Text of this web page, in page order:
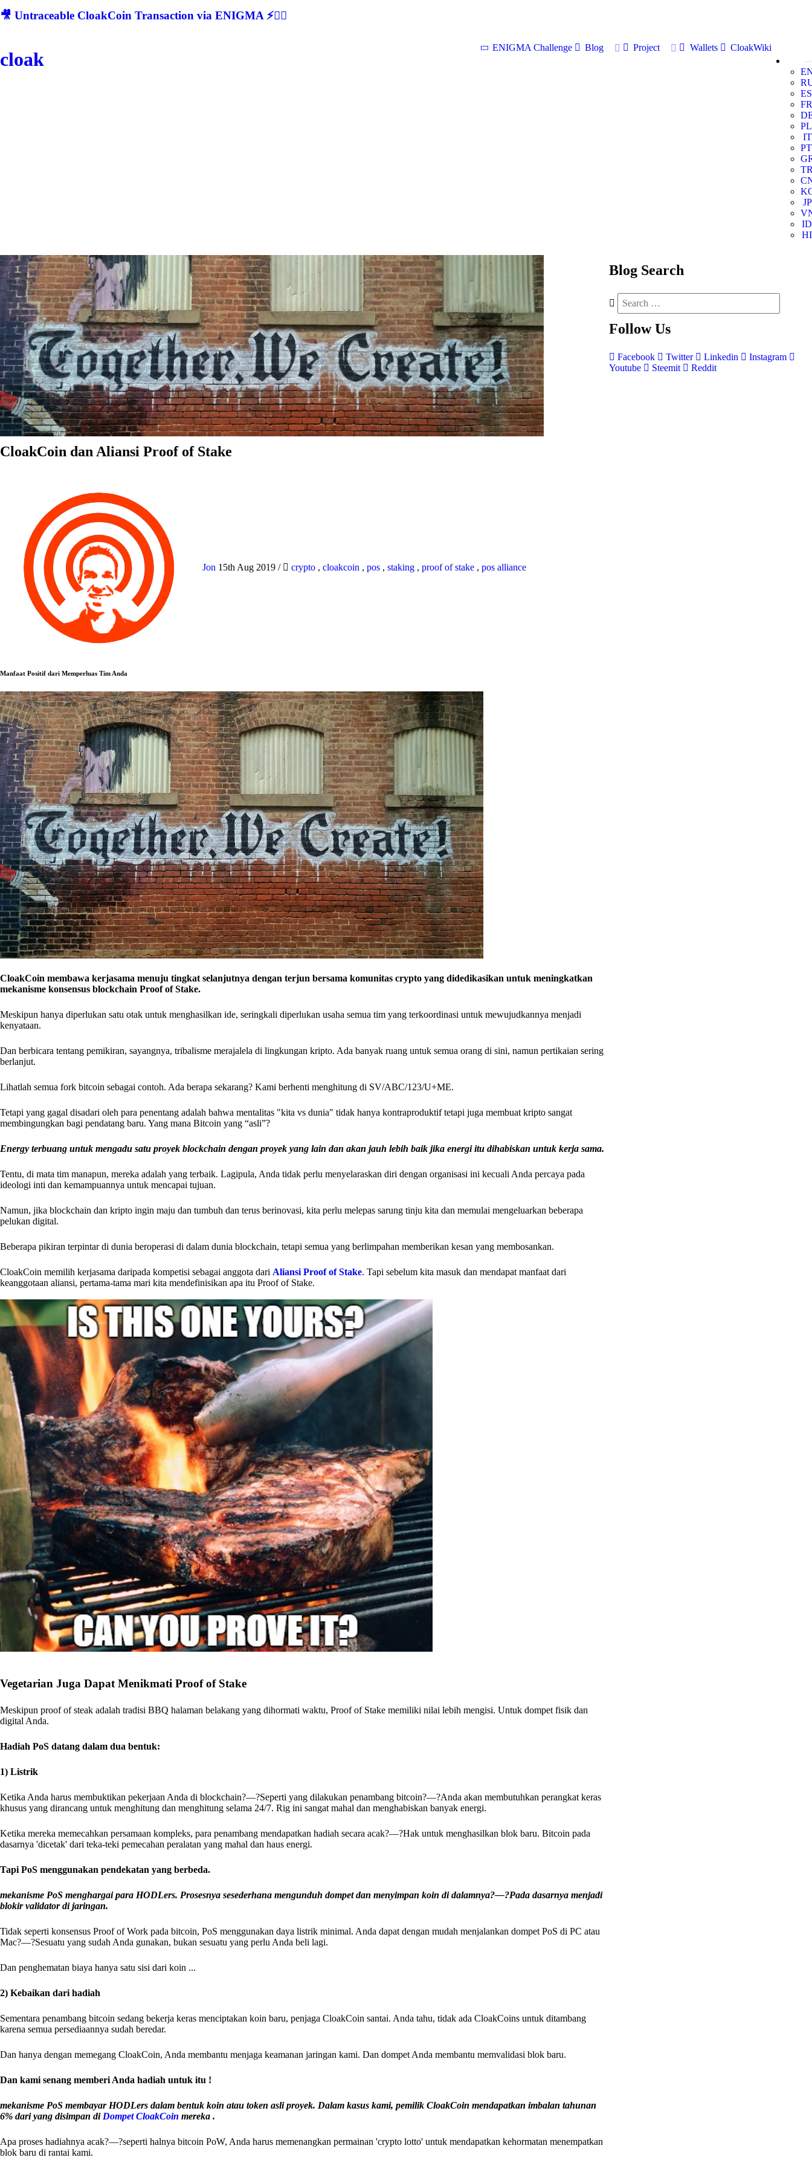
🎥 Untraceable CloakCoin Transaction via ENIGMA ⚡🕵‍♂
cloak
ENIGMA Challenge Blog Project Wallets
CloakWiki
ES
FR
PL
IT
PT
JP
ID
HI
CloakCoin dan Aliansi Proof of Stake
Jon 15th Aug 2019 / crypto , cloakcoin , pos , staking , proof of stake , pos alliance
Manfaat Positif dari Memperluas Tim Anda
CloakCoin membawa kerjasama menuju tingkat selanjutnya dengan terjun bersama komunitas crypto yang didedikasikan untuk meningkatkan
mekanisme konsensus blockchain Proof of Stake.
Meskipun hanya diperlukan satu otak untuk menghasilkan ide, seringkali diperlukan usaha semua tim yang terkoordinasi untuk mewujudkannya menjadi
kenyataan.
Dan berbicara tentang pemikiran, sayangnya, tribalisme merajalela di lingkungan kripto. Ada banyak ruang untuk semua orang di sini, namun pertikaian sering
berlanjut.
Lihatlah semua fork bitcoin sebagai contoh. Ada berapa sekarang? Kami berhenti menghitung di SV/ABC/123/U+ME.
Tetapi yang gagal disadari oleh para penentang adalah bahwa mentalitas "kita vs dunia" tidak hanya kontraproduktif tetapi juga membuat kripto sangat
membingungkan bagi pendatang baru. Yang mana Bitcoin yang “asli”?
Energy terbuang untuk mengadu satu proyek blockchain dengan proyek yang lain dan akan jauh lebih baik jika energi itu dihabiskan untuk kerja sama.
Tentu, di mata tim manapun, mereka adalah yang terbaik. Lagipula, Anda tidak perlu menyelaraskan diri dengan organisasi ini kecuali Anda percaya pada
ideologi inti dan kemampuannya untuk mencapai tujuan.
Namun, jika blockchain dan kripto ingin maju dan tumbuh dan terus berinovasi, kita perlu melepas sarung tinju kita dan memulai mengeluarkan beberapa
pelukan digital.
Beberapa pikiran terpintar di dunia beroperasi di dalam dunia blockchain, tetapi semua yang berlimpahan memberikan kesan yang membosankan.
CloakCoin memilih kerjasama daripada kompetisi sebagai anggota dari Aliansi Proof of Stake. Tapi sebelum kita masuk dan mendapat manfaat dari
keanggotaan aliansi, pertama-tama mari kita mendefinisikan apa itu Proof of Stake.
Vegetarian Juga Dapat Menikmati Proof of Stake
Meskipun proof of steak adalah tradisi BBQ halaman belakang yang dihormati waktu, Proof of Stake memiliki nilai lebih mengisi. Untuk dompet fisik dan
digital Anda.
Hadiah PoS datang dalam dua bentuk:
1) Listrik
Ketika Anda harus membuktikan pekerjaan Anda di blockchain?—?Seperti yang dilakukan penambang bitcoin?—?Anda akan membutuhkan perangkat keras
khusus yang dirancang untuk menghitung dan menghitung selama 24/7. Rig ini sangat mahal dan menghabiskan banyak energi.
Ketika mereka memecahkan persamaan kompleks, para penambang mendapatkan hadiah secara acak?—?Hak untuk menghasilkan blok baru. Bitcoin pada
dasarnya 'dicetak' dari teka-teki pemecahan peralatan yang mahal dan haus energi.
Tapi PoS menggunakan pendekatan yang berbeda.
mekanisme PoS menghargai para HODLers. Prosesnya sesederhana mengunduh dompet dan menyimpan koin di dalamnya?—?Pada dasarnya menjadi
blokir validator di jaringan.
Tidak seperti konsensus Proof of Work pada bitcoin, PoS menggunakan daya listrik minimal. Anda dapat dengan mudah menjalankan dompet PoS di PC atau
Mac?—?Sesuatu yang sudah Anda gunakan, bukan sesuatu yang perlu Anda beli lagi.
Dan penghematan biaya hanya satu sisi dari koin ...
2) Kebaikan dari hadiah
Sementara penambang bitcoin sedang bekerja keras menciptakan koin baru, penjaga CloakCoin santai. Anda tahu, tidak ada CloakCoins untuk ditambang
karena semua persediaannya sudah beredar.
Dan hanya dengan memegang CloakCoin, Anda membantu menjaga keamanan jaringan kami. Dan dompet Anda membantu memvalidasi blok baru.
Dan kami senang memberi Anda hadiah untuk itu !
mekanisme PoS membayar HODLers dalam bentuk koin atau token asli proyek. Dalam kasus kami, pemilik CloakCoin mendapatkan imbalan tahunan
6% dari yang disimpan di Dompet CloakCoin mereka .
Apa proses hadiahnya acak?—?seperti halnya bitcoin PoW, Anda harus memenangkan permainan 'crypto lotto' untuk mendapatkan kehormatan menempatkan
blok baru di rantai kami.
Blog Search
Follow Us
Facebook Twitter Linkedin
Instagram
Youtube
Steemit Reddit